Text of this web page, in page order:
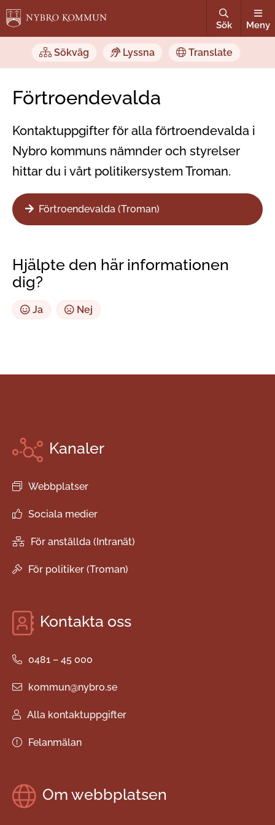
Sök Meny
Sökväg Lyssna Translate
Förtroendevalda
Kontaktuppgifter för alla förtroendevalda i
Nybro kommuns nämnder och styrelser
hittar du i vårt politikersystem Troman.
Förtroendevalda (Troman)
Hjälpte den här informationen
dig?
Ja Nej
Kanaler
Webbplatser
Sociala medier
För anställda (Intranät)
För politiker (Troman)
Kontakta oss
0481 – 45 000
kommun@nybro.se
Alla kontaktuppgifter
Felanmälan
Om webbplatsen